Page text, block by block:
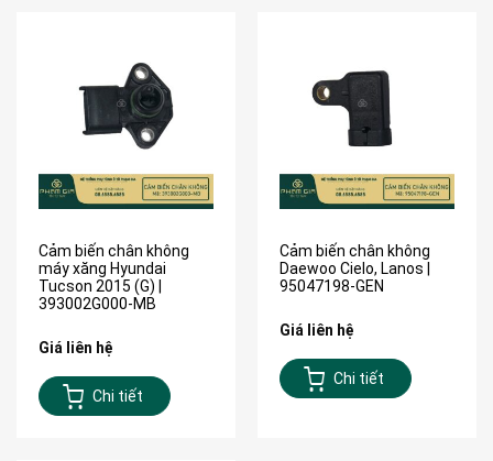
Cảm biến chân không
máy xăng Hyundai
Tucson 2015 (G) |
393002G000-MB
Giá liên hệ
Chi tiết
Cảm biến chân không
Daewoo Cielo, Lanos |
95047198-GEN
Giá liên hệ
Chi tiết